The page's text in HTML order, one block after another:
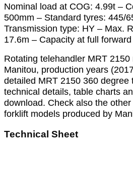
Nominal load at COG: 4.99t –
500mm – Standard tyres: 445/
Transmission type: HY – Max.
17.6m – Capacity at full
Rotating telehandler MRT
Manitou, production years
detailed MRT 2150 360 degree
technical details, table charts
download. Check also the
forklift models produced by
Technical Sheet